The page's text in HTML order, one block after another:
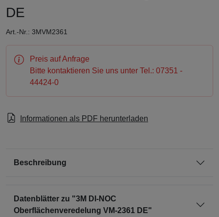
DE
Art.-Nr.: 3MVM2361
Preis auf Anfrage
Bitte kontaktieren Sie uns unter Tel.: 07351 -
44424-0
Informationen als PDF herunterladen
Beschreibung
Datenblätter zu "3M DI-NOC
Oberflächenveredelung VM-2361 DE"